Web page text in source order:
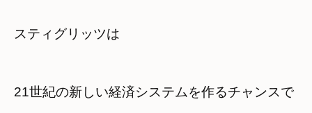
スティグリッツは
21世紀の新しい経済システムを作るチャンスで